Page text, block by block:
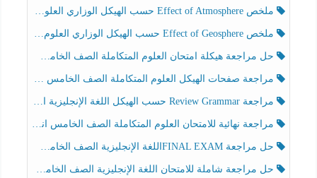
ملخص Effect of Atmosphere حسب الهيكل الوزاري العلوم المتكاملة الصف الخامس انسبير الفصل الثالث
ملخص Effect of Geosphere حسب الهيكل الوزاري العلوم المتكاملة الصف الخامس انسبير الفصل الثالث
حل مراجعة هيكلة امتحان العلوم المتكاملة الصف الخامس عام الفصل الثالث
مراجعة صفحات الهيكل العلوم المتكاملة الصف الخامس انسبير الفصل الثالث
مراجعة Review Grammar حسب الهيكل اللغة الإنجليزية الصف الخامس الفصل الثالث
مراجعة نهائية للامتحان العلوم المتكاملة الصف الخامس انسبير الفصل الثالث
حل مراجعة FINAL EXAMاللغة الإنجليزية الصف الخامس الفصل الثالث
حل مراجعة شاملة للامتحان اللغة الإنجليزية الصف الخامس الفصل الثالث